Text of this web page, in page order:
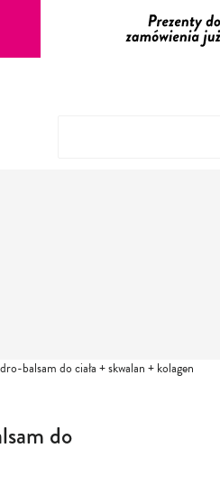
balsam do ciała + skwalan + kolagen
do